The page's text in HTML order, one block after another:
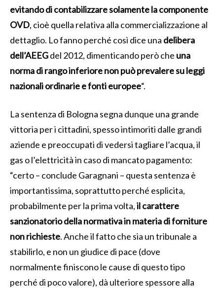
evitando di contabilizzare solamente la componente
OVD, cioè quella relativa alla commercializzazione al
dettaglio. Lo fanno perché così dice una delibera
dell’AEEGdel 2012, dimenticando però che una
norma di rango inferiore non può prevalere su leggi
nazionali ordinarie e fonti europee“.
La sentenza di Bologna segna dunque una grande
vittoria per i cittadini, spesso intimoriti dalle grandi
aziende e preoccupati di vedersi tagliare l’acqua, il
gas o l’elettricità in caso di mancato pagamento:
“certo – conclude Garagnani – questa sentenza è
importantissima, soprattutto perché esplicita,
probabilmente per la prima volta,il carattere
sanzionatorio della normativa in materia di forniture
non richieste. Anche il fatto che sia un tribunale a
stabilirlo, e non un giudice di pace (dove
normalmente finiscono le cause di questo tipo
perché di poco valore), dà ulteriore spessore alla